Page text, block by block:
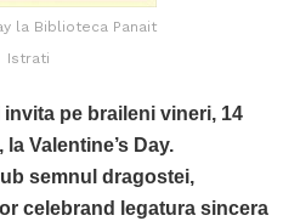
la Biblioteca Panait
Istrati
pe braileni vineri, 14
Valentine’s Day.
semnul dragostei,
celebrand legatura sincera